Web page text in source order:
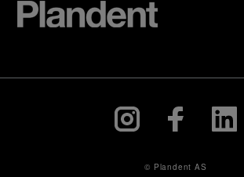
© Plandent AS